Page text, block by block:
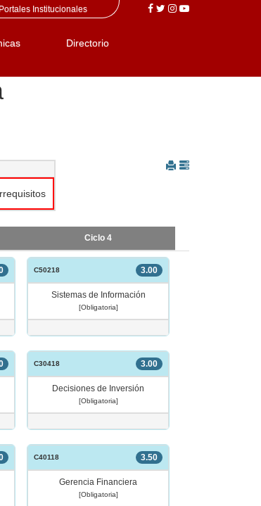
Portales Institucionales
Directorio
Ciclo 4
3.00
C50218
Sistemas de Información
[Obligatoria]
3.00
C30418
Decisiones de Inversión
[Obligatoria]
3.50
C40118
Gerencia Financiera
[Obligatoria]